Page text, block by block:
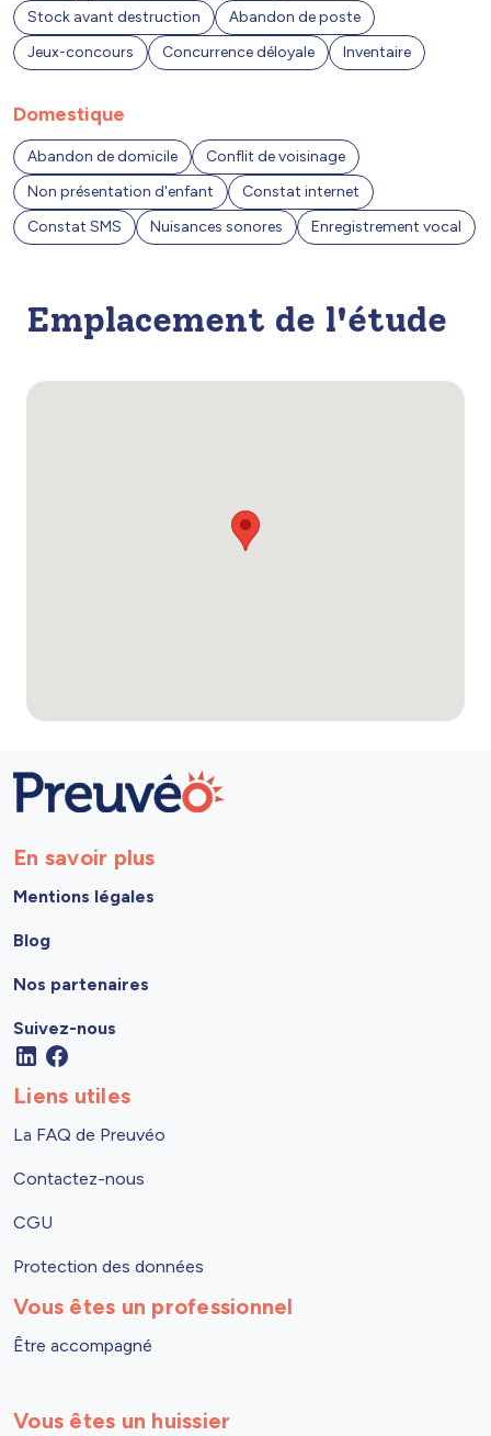
Stock avant destruction
Abandon de poste
Jeux-concours
Concurrence déloyale Inventaire
Domestique
Abandon de domicile
Conflit de voisinage
Non présentation d'enfant
Constat internet
Constat SMS
Nuisances sonores Enregistrement vocal
Emplacement de l'étude
En savoir plus
Mentions légales
Blog
Nos partenaires
Suivez-nous
Liens utiles
La FAQ de Preuvéo
Contactez-nous
CGU
Protection des données
Vous êtes un professionnel
Être accompagné
Vous êtes un huissier